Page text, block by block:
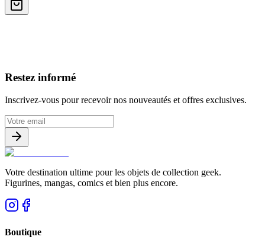
Restez informé
Inscrivez-vous pour recevoir nos nouveautés et offres exclusives.
Votre destination ultime pour les objets de collection geek.
Figurines, mangas, comics et bien plus encore.
Boutique